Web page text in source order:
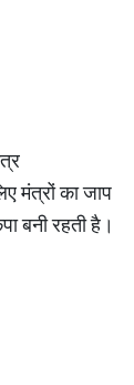
मंत्रों का जाप
बनी रहती है।